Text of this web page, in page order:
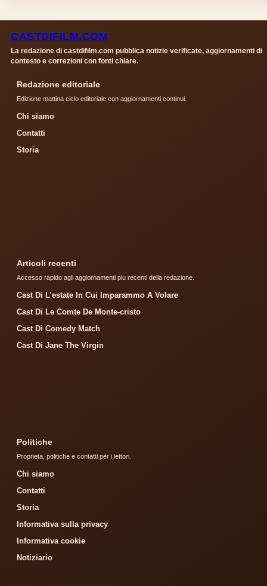
CASTDIFILM.COM
La redazione di castdifilm.com pubblica notizie verificate, aggiornamenti di
contesto e correzioni con fonti chiare.
Redazione editoriale
Edizione mattina ciclo editoriale con aggiornamenti continui.
Chi siamo
Contatti
Storia
Articoli recenti
Accesso rapido agli aggiornamenti piu recenti della redazione.
Cast Di L’estate In Cui Imparammo A Volare
Cast Di Le Comte De Monte-cristo
Cast Di Comedy Match
Cast Di Jane The Virgin
Politiche
Proprieta, politiche e contatti per i lettori.
Chi siamo
Contatti
Storia
Informativa sulla privacy
Informativa cookie
Notiziario